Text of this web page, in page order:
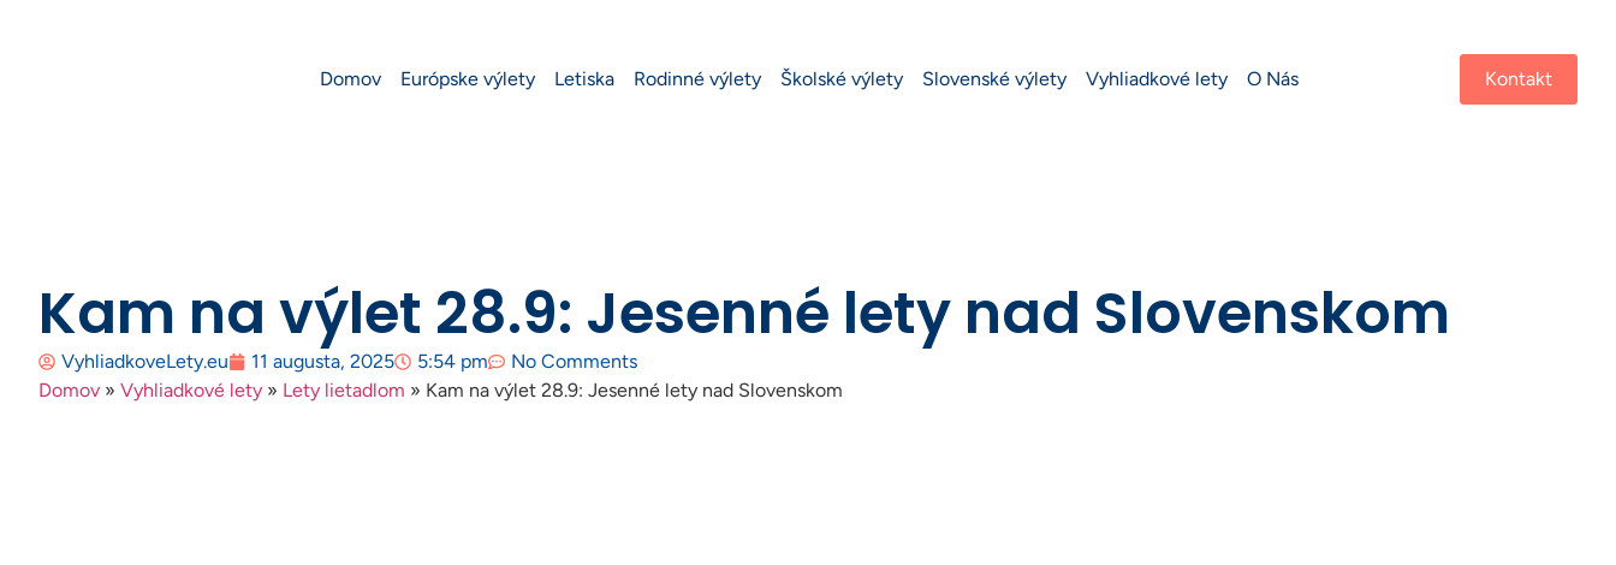
Domov Európske výlety Letiska Rodinné výlety Školské výlety Slovenské výlety Vyhliadkové lety O Nás Kontakt
Kam na výlet 28.9: Jesenné lety nad Slovenskom
VyhliadkoveLety.eu 11 augusta, 2025 5:54 pm
No Comments
Domov » Vyhliadkové lety » Lety lietadlom » Kam na výlet 28.9: Jesenné lety nad Slovenskom